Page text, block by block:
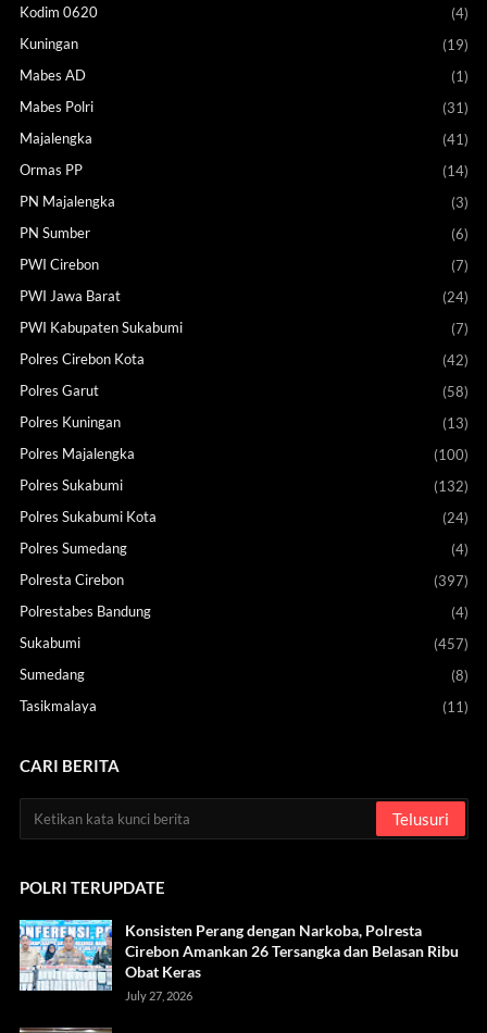
Kodim 0620
(4)
Kuningan
(19)
Mabes AD
(1)
Mabes Polri
(31)
Majalengka
(41)
Ormas PP
(14)
PN Majalengka
(3)
PN Sumber
(6)
PWI Cirebon
(7)
PWI Jawa Barat
(24)
PWI Kabupaten Sukabumi
(7)
Polres Cirebon Kota
(42)
Polres Garut
(58)
Polres Kuningan
(13)
Polres Majalengka
(100)
Polres Sukabumi
(132)
Polres Sukabumi Kota
(24)
Polres Sumedang
(4)
Polresta Cirebon
(397)
Polrestabes Bandung
(4)
Sukabumi
(457)
Sumedang
(8)
Tasikmalaya
(11)
CARI BERITA
POLRI TERUPDATE
Konsisten Perang dengan Narkoba, Polresta
Cirebon Amankan 26 Tersangka dan Belasan Ribu
Obat Keras
July 27, 2026